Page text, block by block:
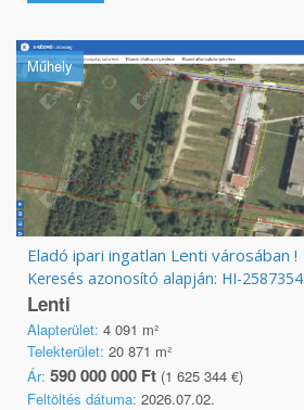
Műhely
Eladó ipari ingatlan Lenti városában !
Keresés azonosító alapján: HI-2587354
Lenti
Alapterület: 4 091 m²
Telekterület: 20 871 m²
Ár: 590 000 000 Ft (1 625 344 €)
Feltöltés dátuma: 2026.07.02.